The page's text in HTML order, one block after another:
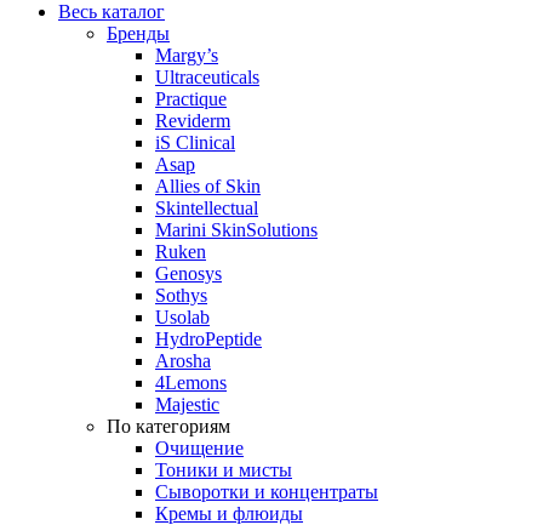
Весь каталог
Бренды
Margy’s
Ultraceuticals
Practique
Reviderm
iS Clinical
Asap
Allies of Skin
Skintellectual
Marini SkinSolutions
Ruken
Genosys
Sothys
Usolab
HydroPeptide
Arosha
4Lemons
Majestic
По категориям
Очищение
Тоники и мисты
Сыворотки и концентраты
Кремы и флюиды